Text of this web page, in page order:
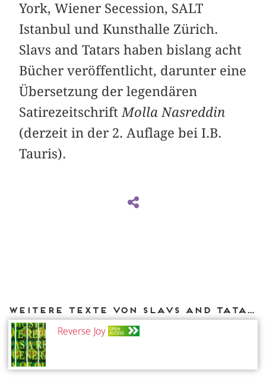
York, Wiener Secession, SALT
Istanbul und Kunsthalle Zürich.
Slavs and Tatars haben bislang acht
Bücher veröffentlicht, darunter eine
Übersetzung der legendären
Satirezeitschrift Molla Nasreddin
(derzeit in der 2. Auflage bei I.B.
Tauris).
Weitere Texte von Slavs and Tatars bei DIAPHANES
Reverse Joy OPEN
ACCESS